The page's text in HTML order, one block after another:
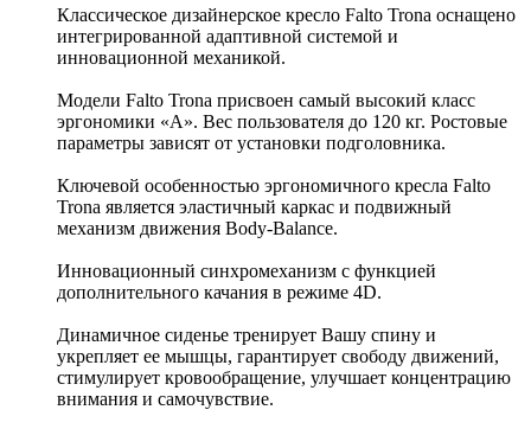
Классическое дизайнерское кресло Falto Trona оснащено
интегрированной адаптивной системой и
инновационной механикой.
Модели Falto Trona присвоен самый высокий класс
эргономики «А». Вес пользователя до 120 кг. Ростовые
параметры зависят от установки подголовника.
Ключевой особенностью эргономичного кресла Falto
Trona является эластичный каркас и подвижный
механизм движения Body-Balance.
Инновационный синхромеханизм с функцией
дополнительного качания в режиме 4D.
Динамичное сиденье тренирует Вашу спину и
укрепляет ее мышцы, гарантирует свободу движений,
стимулирует кровообращение, улучшает концентрацию
внимания и самочувствие.